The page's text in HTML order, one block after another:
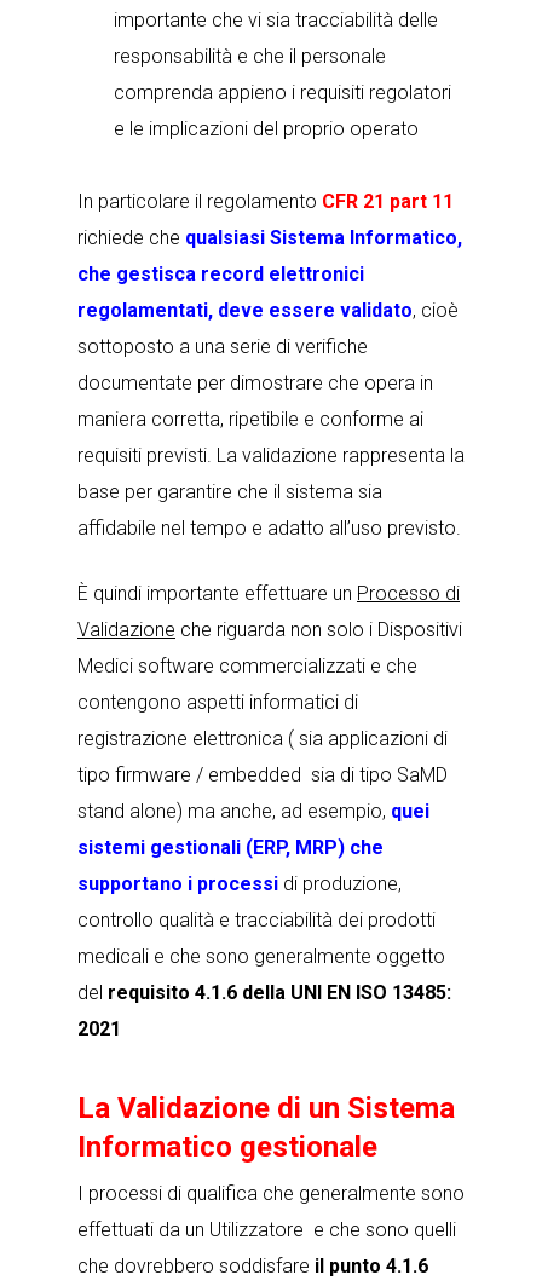
importante che vi sia tracciabilità delle
responsabilità e che il personale
comprenda appieno i requisiti regolatori
e le implicazioni del proprio operato
In particolare il regolamento CFR 21 part 11
richiede che qualsiasi Sistema Informatico,
che gestisca record elettronici
regolamentati, deve essere validato, cioè
sottoposto a una serie di verifiche
documentate per dimostrare che opera in
maniera corretta, ripetibile e conforme ai
requisiti previsti. La validazione rappresenta la
base per garantire che il sistema sia
affidabile nel tempo e adatto all’uso previsto.
È quindi importante effettuare un Processo di
Validazione che riguarda non solo i Dispositivi
Medici software commercializzati e che
contengono aspetti informatici di
registrazione elettronica ( sia applicazioni di
tipo firmware / embedded sia di tipo SaMD
stand alone) ma anche, ad esempio, quei
sistemi gestionali (ERP, MRP) che
supportano i processi di produzione,
controllo qualità e tracciabilità dei prodotti
medicali e che sono generalmente oggetto
del requisito 4.1.6 della UNI EN ISO 13485:
2021
La Validazione di un Sistema
Informatico gestionale
I processi di qualifica che generalmente sono
effettuati da un Utilizzatore e che sono quelli
che dovrebbero soddisfare il punto 4.1.6